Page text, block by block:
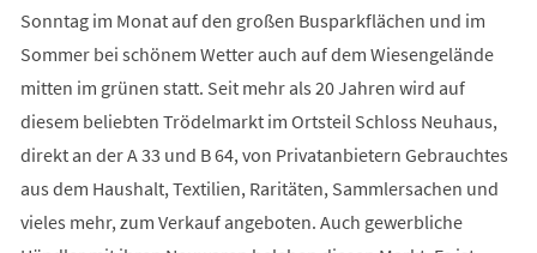
Sonntag im Monat auf den großen Busparkflächen und im
Sommer bei schönem Wetter auch auf dem Wiesengelände
mitten im grünen statt. Seit mehr als 20 Jahren wird auf
diesem beliebten Trödelmarkt im Ortsteil Schloss Neuhaus,
direkt an der A 33 und B 64, von Privatanbietern Gebrauchtes
aus dem Haushalt, Textilien, Raritäten, Sammlersachen und
vieles mehr, zum Verkauf angeboten. Auch gewerbliche